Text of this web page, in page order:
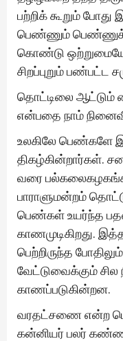
பற்றிக் கூறும்
பெண்ணும்
கொண்டு
சிறப்புறும் பண்பட்ட
தொட்டிலை ஆட்டும்
என்பதை நாம்
உலகிலே பெண்களே
திகழ்கின்றார்கள்.
வரை
பாராளுமன்றம்
பெண்கள் உயர்ந்த
காணமுடிகிறது.
பெற்றிருந்த
வேட்டுவைக்கும்
காணப்படுகின்றன.
வரதட்சணை என்ற
கன்னியர் பலர்